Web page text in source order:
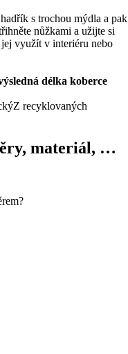
s trochou mýdla a pak
nůžkami a užijte si
využít v interiéru nebo
délka koberce
Z recyklovaných
materiál, …